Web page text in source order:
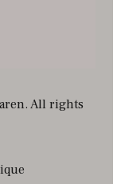
All rights